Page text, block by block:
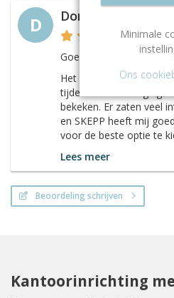
D Dominique Maas
Goed bereikbaar.
Het fijne aan dit pand is
tijdens de bezichtiging
bekeken. Er zaten veel
en SKEPP heeft mij
voor de beste optie te
Lees meer
Beoordeling schrijven
Kantoorinrichting
Minimale
Ons